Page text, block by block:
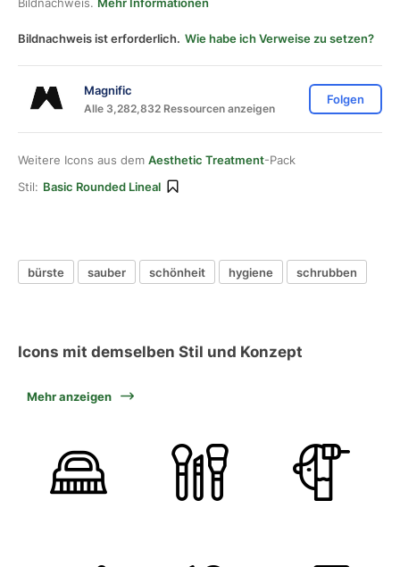
Bildnachweis ist erforderlich. Wie habe ich Verweise zu setzen?
Magnific
Alle 3,282,832 Ressourcen anzeigen
Folgen
Weitere Icons aus dem Aesthetic Treatment-Pack
Stil: Basic Rounded Lineal
bürste sauber schönheit hygiene schrubben
Icons mit demselben Stil und Konzept
Mehr anzeigen